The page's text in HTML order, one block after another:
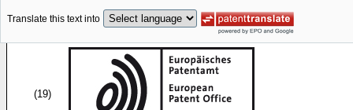
Translate this text into
(19)